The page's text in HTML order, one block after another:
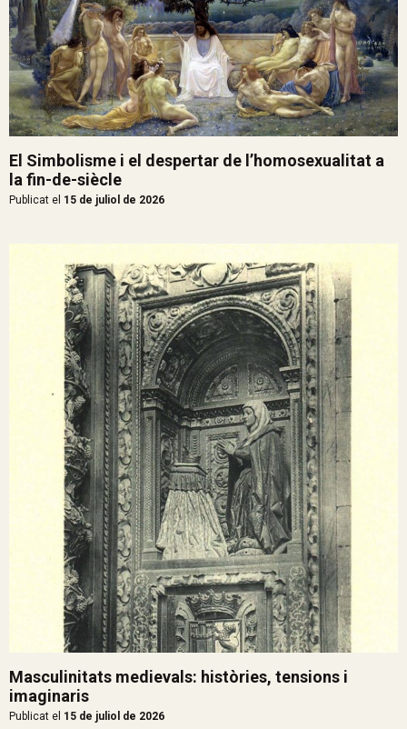
El Simbolisme i el despertar de l’homosexualitat a
la fin-de-siècle
Publicat el 15 de juliol de 2026
Masculinitats medievals: històries, tensions i
imaginaris
Publicat el 15 de juliol de 2026